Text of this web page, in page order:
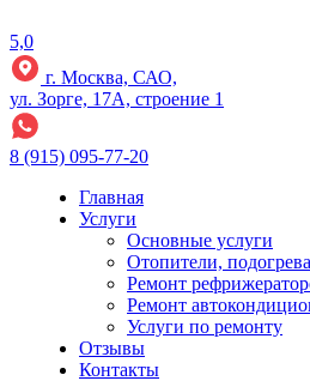
5,0
г. Москва, САО,
ул. Зорге, 17А, строение 1
8 (915) 095-77-20
Главная
Услуги
Основные услуги
Отопители,
Ремонт
Ремонт
Услуги по ремонту
Отзывы
Контакты